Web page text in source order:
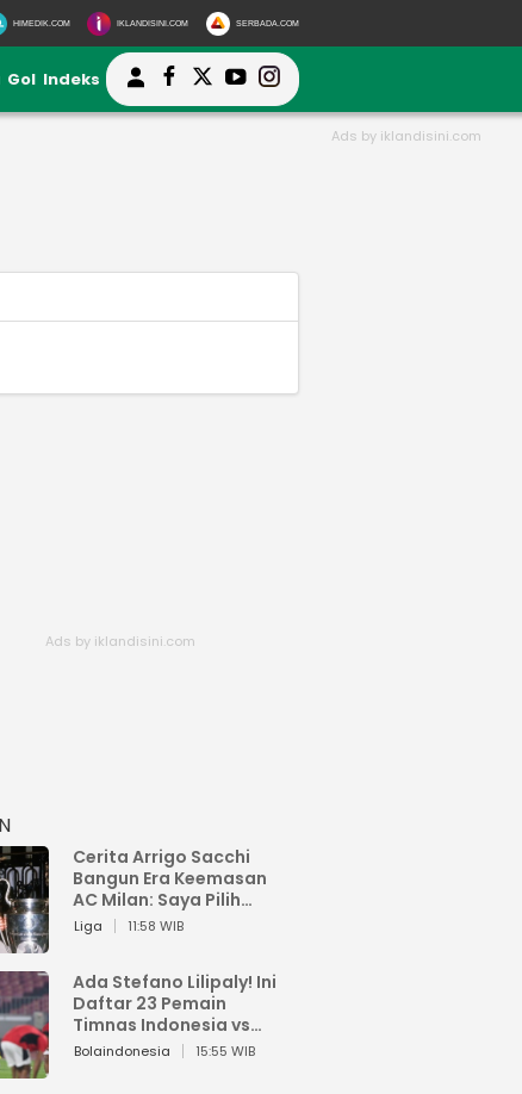
HIMEDIK.COM IKLANDISINI.COM SERBADA.COM
Gol Indeks
Cerita Arrigo Sacchi
Bangun Era Keemasan
AC Milan: Saya Pilih
Pemain dari Isi Otaknya
Liga 11:58 WIB
Ada Stefano Lilipaly! Ini
Daftar 23 Pemain
Timnas Indonesia vs
China
Bolaindonesia 15:55 WIB